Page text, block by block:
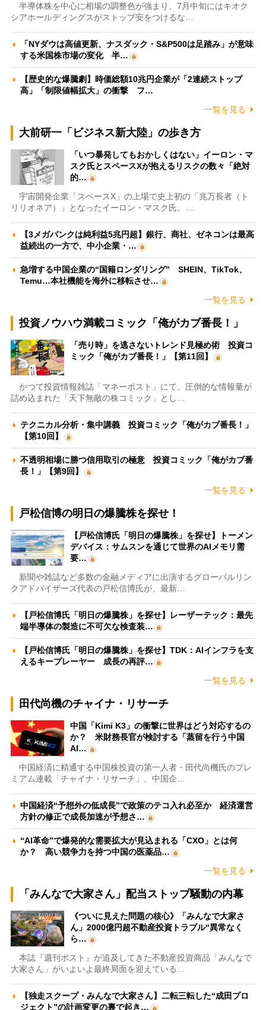
半導体株を中心に相場の調整色が強まり、7月中旬にはキオク
シアホールディングスがストップ安をつけるな…
「NYダウは高値更新、ナスダック・S&P500は足踏み」が意味
する米国株市場の変化 半…
【歴史的な爆騰劇】時価総額10兆円企業が「2連続ストップ
高」「制限値幅拡大」の衝撃 フ…
一覧を見る
大前研一「ビジネス新大陸」の歩き方
「いつ暴発してもおかしくはない」イーロン・マ
スク氏とスペースXが抱えるリスクの数々「絶対
的…
宇宙開発企業「スペースX」の上場で史上初の「兆万長者（ト
リリオネア）」となったイーロン・マスク氏。…
【3メガバンクは純利益5兆円超】銀行、商社、ゼネコンは最高
益続出の一方で、中小企業・…
急増する中国企業の“国籍ロンダリング” SHEIN、TikTok、
Temu…本社機能を海外に移転させ…
一覧を見る
投資ノウハウ満載コミック「俺がカブ番長！」
「売り時」を逃さないトレンド見極め術 投資コ
ミック「俺がカブ番長！」【第11回】
かつて投資情報雑誌「マネーポスト」にて、圧倒的な情報量が
詰め込まれた「天下無敵の株コミック」とし…
テクニカル分析・集中講義 投資コミック「俺がカブ番長！」
【第10回】
不透明相場に勝つ信用取引の極意 投資コミック「俺がカブ番
長！」【第9回】
一覧を見る
戸松信博の明日の爆騰株を探せ！
【戸松信博氏「明日の爆騰株」を探せ】トーメン
デバイス：サムスンを通じて世界のAIメモリ需
要…
新聞や雑誌など多数の金融メディアに出演するグローバルリン
クアドバイザーズ代表の戸松信博氏が、最新…
【戸松信博氏「明日の爆騰株」を探せ】レーザーテック：最先
端半導体の製造に不可欠な検査装…
【戸松信博氏「明日の爆騰株」を探せ】TDK：AIインフラを支
えるキープレーヤー 成長の再評…
一覧を見る
田代尚機のチャイナ・リサーチ
中国「Kimi K3」の衝撃に世界はどう対応するの
か？ 米財務長官が検討する「蒸留を行う中国
AI…
中国経済に精通する中国株投資の第一人者・田代尚機氏のプレ
ミアム連載「チャイナ・リサーチ」。中国企…
中国経済“予想外の低成長”で政策のテコ入れ必至か 経済運営
方針の修正で成長加速が予想さ…
“AI革命”で爆発的な需要拡大が見込まれる「CXO」とは何
か？ 高い競争力を持つ中国の医薬品…
一覧を見る
「みんなで大家さん」配当ストップ騒動の内幕
《ついに見えた問題の核心》「みんなで大家さ
ん」2000億円超不動産投資トラブル“異常なく
ら…
本誌『週刊ポスト』が追及してきた不動産投資商品「みんなで
大家さん」がいよいよ最終局面を迎えている…
【独走スクープ・みんなで大家さん】二転三転した“成田プロ
ジェクト”の計画変更の裏で起き…